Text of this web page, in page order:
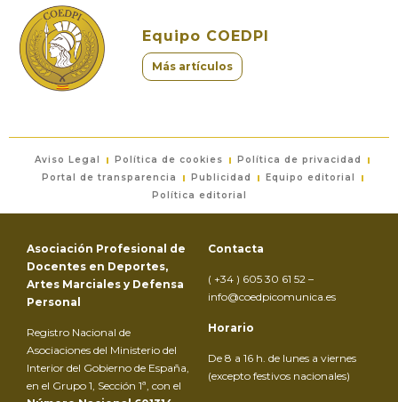
Equipo COEDPI
Más artículos
Aviso Legal Política de cookies
Política de privacidad
Portal de transparencia
Publicidad
Equipo editorial
Política editorial
Asociación Profesional de
Docentes en Deportes,
Artes Marciales y Defensa
Personal
Registro Nacional de
Asociaciones del Ministerio del
Interior del Gobierno de España,
en el Grupo 1, Sección 1ª, con el
Contacta
( +34 ) 605 30 61 52 –
info@coedpicomunica.es
Horario
De 8 a 16 h. de lunes a viernes
(excepto festivos nacionales)